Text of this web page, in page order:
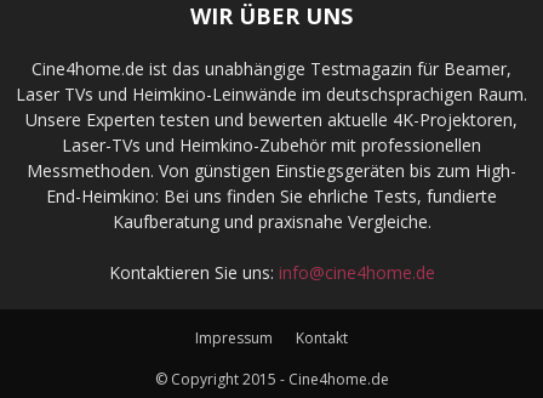
WIR ÜBER UNS
Cine4home.de ist das unabhängige Testmagazin für Beamer,
Laser TVs und Heimkino-Leinwände im deutschsprachigen Raum.
Unsere Experten testen und bewerten aktuelle 4K-Projektoren,
Laser-TVs und Heimkino-Zubehör mit professionellen
Messmethoden. Von günstigen Einstiegsgeräten bis zum High-
End-Heimkino: Bei uns finden Sie ehrliche Tests, fundierte
Kaufberatung und praxisnahe Vergleiche.
Kontaktieren Sie uns: info@cine4home.de
Impressum
Kontakt
© Copyright 2015 - Cine4home.de